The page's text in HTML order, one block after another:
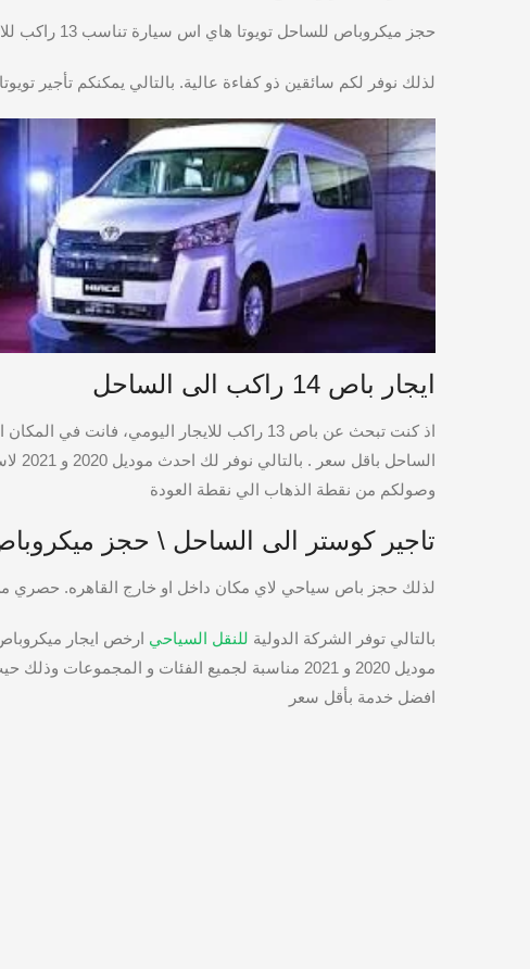
حجز ميكروباص للساحل تويوتا هاي اس سيارة تناسب 13 راكب للايجار اليومي، للرحلات و للتوصيلات داخل و خارج القاهرة. بالتالي اذ كنتم مجموعه 13 فرد او اقل يمكنكم ايجار هايس.
لذلك نوفر لكم سائقين ذو كفاءة عالية. بالتالي يمكنكم تأجير تويوتا
ايجار باص 14 راكب الى الساحل
اذ كنت تبحث عن باص 13 راكب للايجار اليومي، فانت في المكان الصحيح لاستئجار
وصولكم من نقطة الذهاب الي نقطة العودة
تاجير كوستر الى الساحل \ حجز
لذلك حجز باص سياحي لاي مكان داخل او خارج القاهره. حصري من
بالتالي توفر الشركة الدولية للنقل السياحي ارخص ايجار
افضل خدمة بأقل سعر